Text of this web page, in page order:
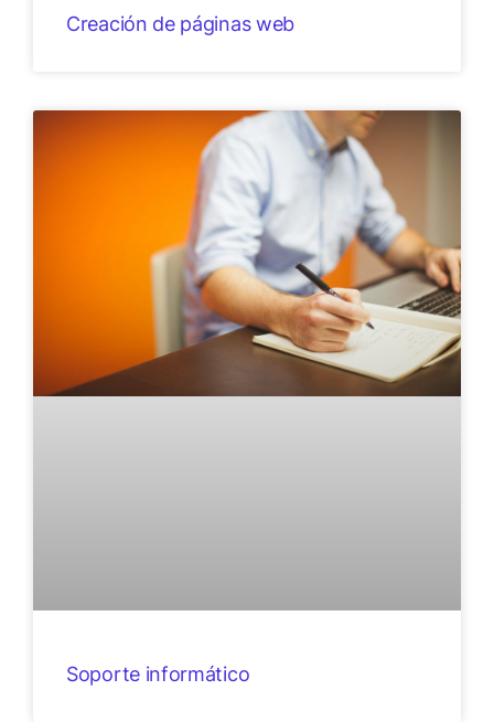
Creación de páginas web
Soporte informático